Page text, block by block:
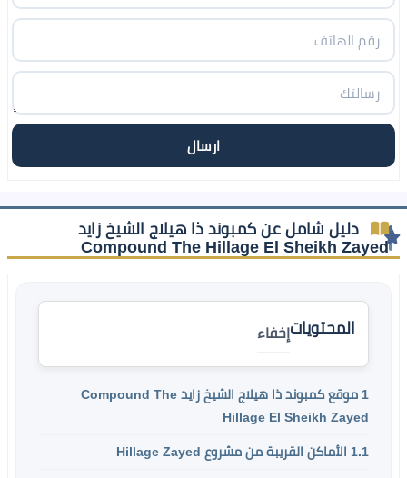
دليل شامل عن كمبوند ذا هيلاج الشيخ زايد
Compound The Hillage El Sheikh Zayed
المحتوياتإخفاء
1
موقع كمبوند ذا هيلاج الشيخ زايد Compound The
Hillage El Sheikh Zayed
1.1 الأماكن القريبة من مشروع Hillage Zayed